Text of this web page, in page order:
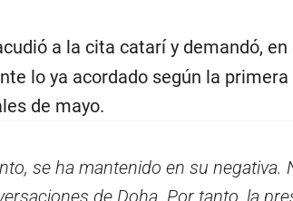
a la cita catarí y demandó, en
lo ya acordado según la primera
de mayo.
se ha mantenido en su negativa.
de Doha. Por tanto, la